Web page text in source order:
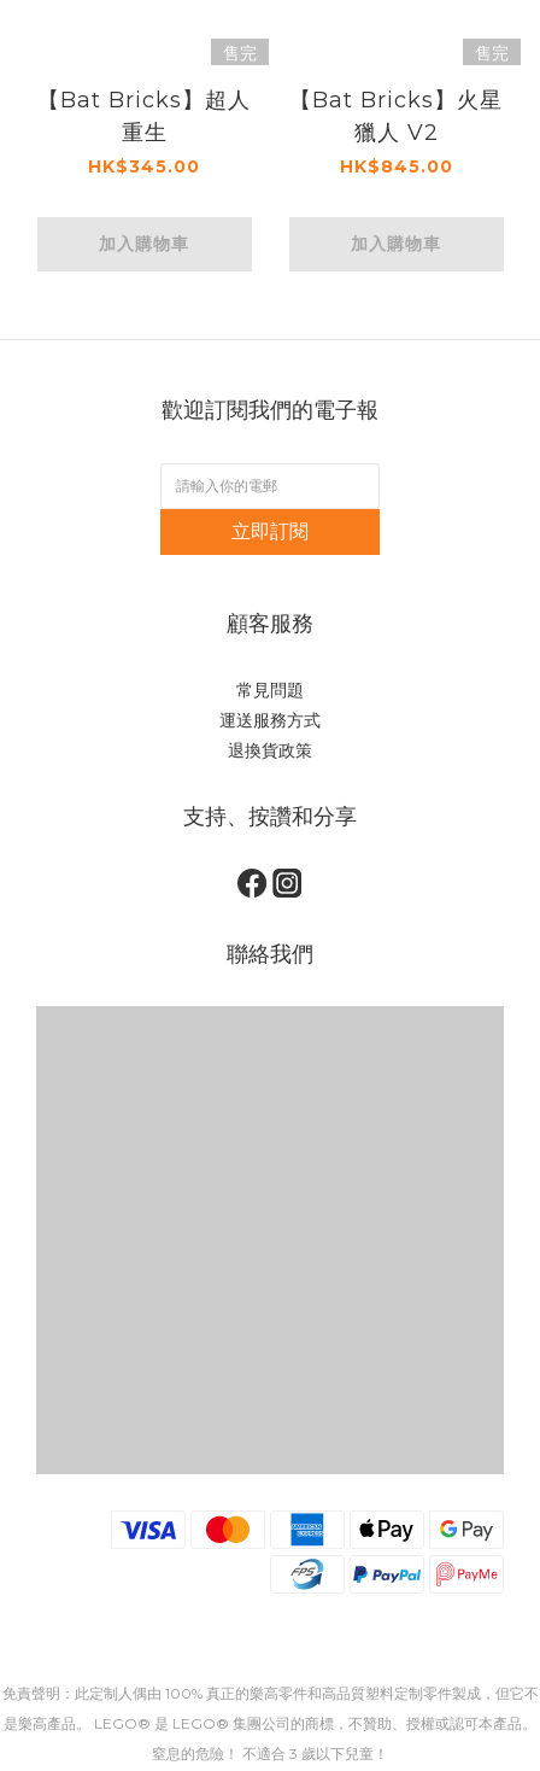
售完
【Bat Bricks】超人
重生
HK$345.00
加入購物車
售完
【Bat Bricks】火星
獵人 V2
HK$845.00
加入購物車
歡迎訂閱我們的電子報
立即訂閱
顧客服務
常見問題
運送服務方式
退換貨政策
支持、按讚和分享
聯絡我們
免責聲明：此定制人偶由 100% 真正的樂高零件和高品質塑料定制零件製成，但它不
是樂高產品。 LEGO® 是 LEGO® 集團公司的商標，不贊助、授權或認可本產品。
窒息的危險！ 不適合 3 歲以下兒童！